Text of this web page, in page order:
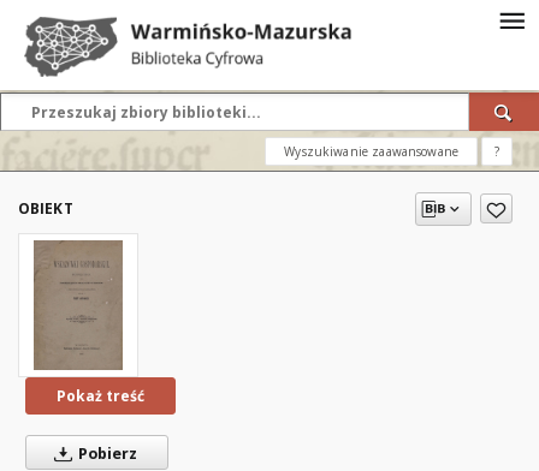
Wyszukiwanie zaawansowane ?
OBIEKT
Pokaż treść
Pobierz